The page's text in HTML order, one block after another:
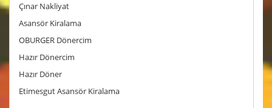
Çınar Nakliyat
Asansör Kiralama
OBURGER Dönercim
Hazır Dönercim
Hazır Döner
Etimesgut Asansör Kiralama